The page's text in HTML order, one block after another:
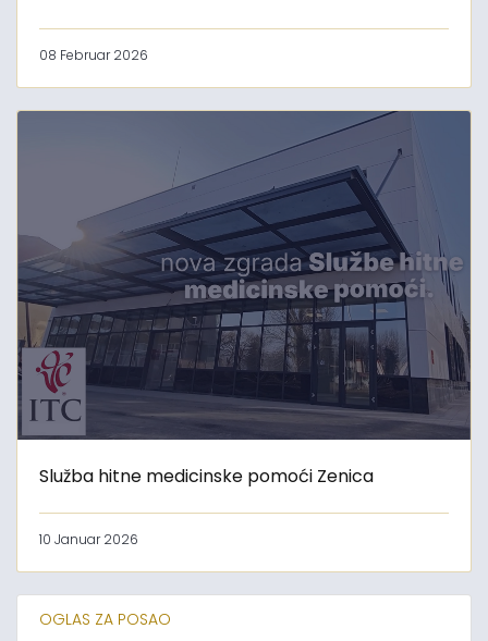
08 Februar 2026
Služba hitne medicinske pomoći Zenica
10 Januar 2026
OGLAS ZA POSAO